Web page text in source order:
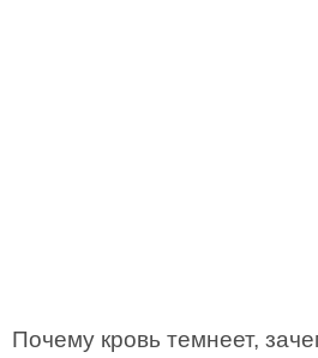
Почему кровь темнеет,